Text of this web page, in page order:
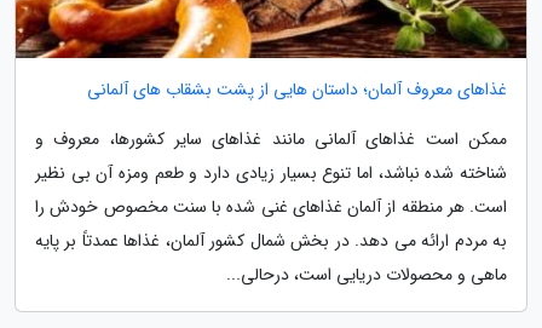
غذاهای معروف آلمان؛ داستان هایی از پشت بشقاب های آلمانی
ممکن است غذاهای آلمانی مانند غذاهای سایر کشورها، معروف و
شناخته شده نباشد، اما تنوع بسیار زیادی دارد و طعم ومزه آن بی نظیر
است. هر منطقه از آلمان غذاهای غنی شده با سنت مخصوص خودش را
به مردم ارائه می دهد. در بخش شمال کشور آلمان، غذاها عمدتاً بر پایه
ماهی و محصولات دریایی است، درحالی...